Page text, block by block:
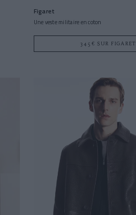
Figaret
Une veste militaire en coton
345€ SUR FIGARET